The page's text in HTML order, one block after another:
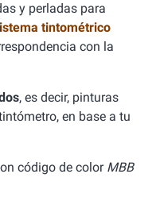
y perladas para
tintométrico
con la
, es decir, pinturas
en base a tu
código de color MBB